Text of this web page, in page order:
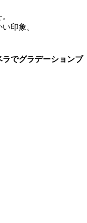
印象。
でグラデーションブ